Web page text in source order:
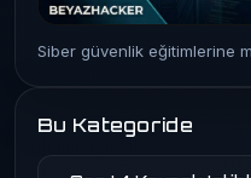
Siber güvenlik eğitimlerine
Bu Kategoride